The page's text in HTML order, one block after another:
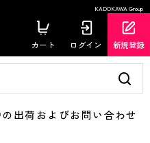
KADOKAWA Group
カート ログイン 新規登録
荷およびお問い合わせ